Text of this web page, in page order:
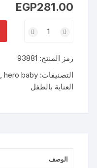
EGP281.00
هيرو
لبن
مرحلة
2
رمز المنتج: 93881
التصنيفات:
, hero baby
العناية بالطفل
الوصف